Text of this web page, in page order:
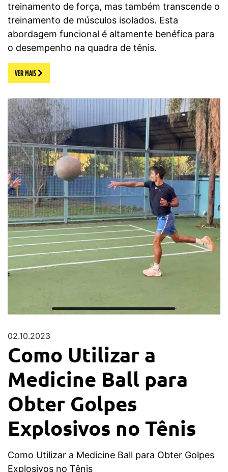
treinamento de força, mas também transcende o
treinamento de músculos isolados. Esta
abordagem funcional é altamente benéfica para
o desempenho na quadra de tênis.
VER MAIS
02.10.2023
Como Utilizar a
Medicine Ball para
Obter Golpes
Explosivos no Tênis
Como Utilizar a Medicine Ball para Obter Golpes
Explosivos no Tênis